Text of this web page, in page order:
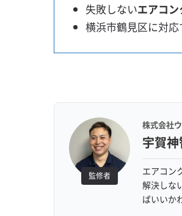
失敗しないエアコ
横浜市鶴見区に対応
監修者
株式会社
宇賀
エアコン
解決しな
ばいいか